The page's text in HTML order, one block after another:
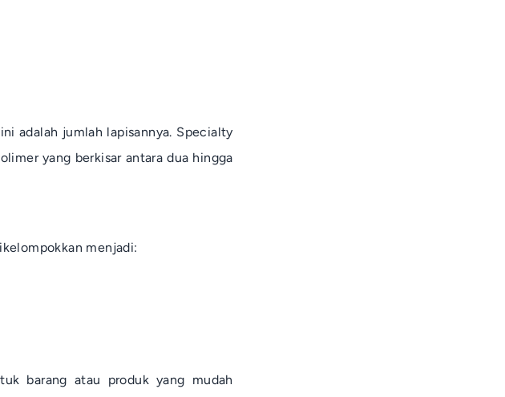
adalah jumlah lapisannya. Specialty
yang berkisar antara dua hingga
menjadi:
barang atau produk yang mudah